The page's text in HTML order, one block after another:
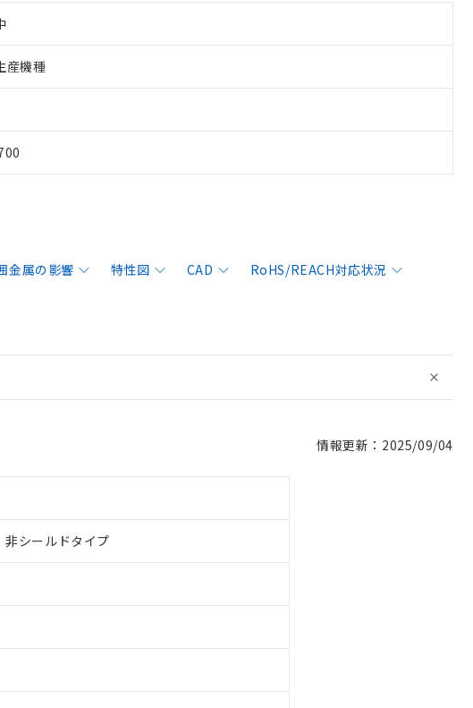
産機種
金属の影響 特性図 CAD
RoHS/REACH対応状況
情報更新：2025/09/04
非シールドタイプ